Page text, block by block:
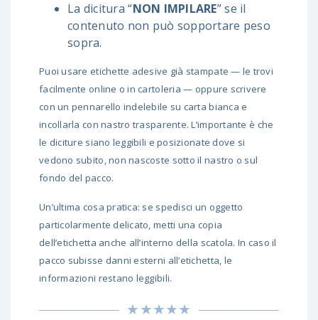
La dicitura “NON IMPILARE” se il
contenuto non può sopportare peso
sopra.
Puoi usare etichette adesive già stampate — le trovi
facilmente online o in cartoleria — oppure scrivere
con un pennarello indelebile su carta bianca e
incollarla con nastro trasparente. L’importante è che
le diciture siano leggibili e posizionate dove si
vedono subito, non nascoste sotto il nastro o sul
fondo del pacco.
Un’ultima cosa pratica: se spedisci un oggetto
particolarmente delicato, metti una copia
dell’etichetta anche all’interno della scatola. In caso il
pacco subisse danni esterni all’etichetta, le
informazioni restano leggibili.